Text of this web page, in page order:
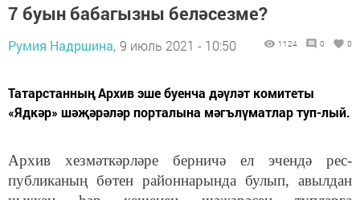
7 буын бабагызны беләсезме?
Румия Надршина, 9 июль 2021 - 10:50 1124 0 0
Татарстанның Архив эше буенча дәүләт комитеты
«Ядкәр» шәҗәрәләр порталына мәгълүматлар туп-лый.
Архив хезмәткәрләре берничә ел эчендә рес-
публиканың бөтен районнарында булып, авылдан